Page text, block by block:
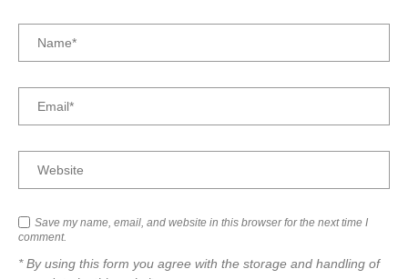
Save my name, email, and website in this browser for the next time I
comment.
* By using this form you agree with the storage and handling of